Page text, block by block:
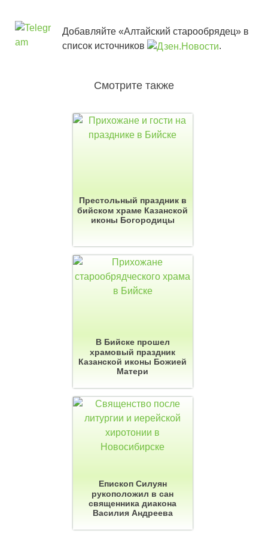
Добавляйте «Алтайский старообрядец» в
список источников
.
Смотрите также
Престольный праздник в
бийском храме Казанской
иконы Богородицы
В Бийске прошел
храмовый праздник
Казанской иконы Божией
Матери
Епископ Силуян
рукоположил в сан
священника диакона
Василия Андреева